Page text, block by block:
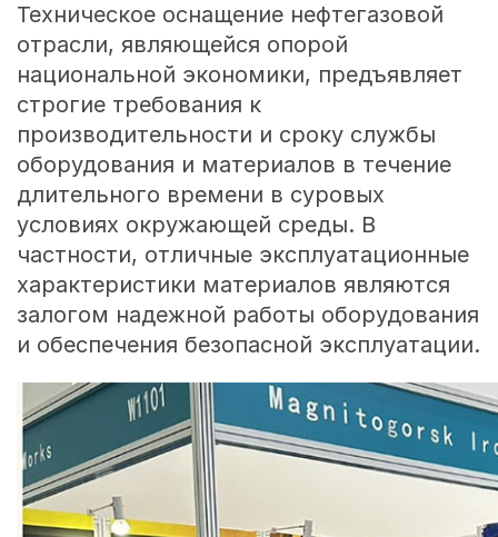
Техническое оснащение нефтегазовой
отрасли, являющейся опорой
национальной экономики, предъявляет
строгие требования к
производительности и сроку службы
оборудования и материалов в течение
длительного времени в суровых
условиях окружающей среды. В
частности, отличные эксплуатационные
характеристики материалов являются
залогом надежной работы оборудования
и обеспечения безопасной эксплуатации.